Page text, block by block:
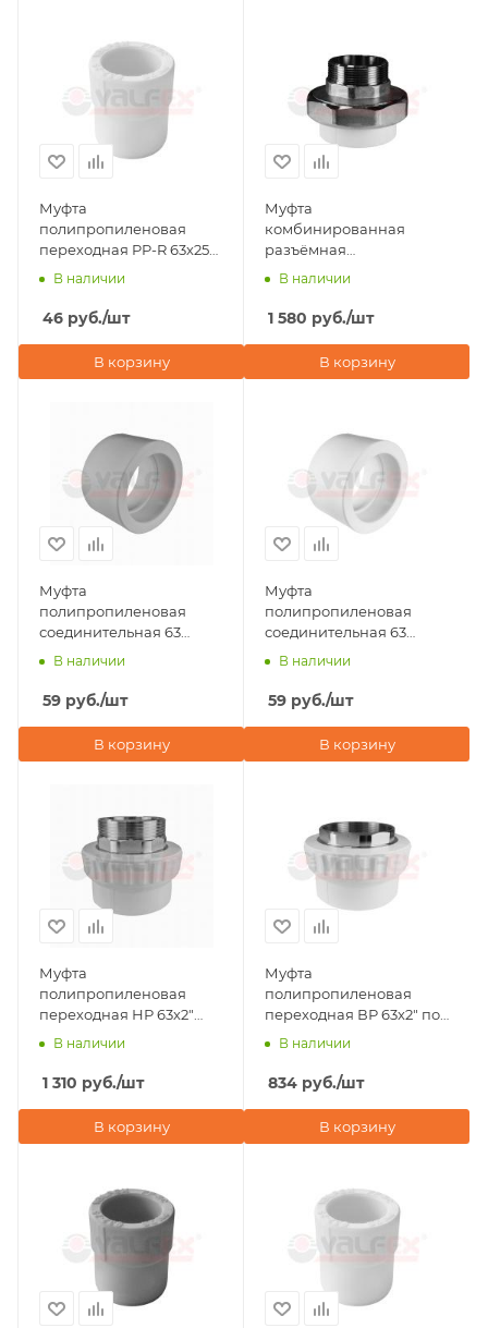
Муфта
полипропиленовая
переходная PP-R 63х25
ВР-НР Valfex, белая
В наличии
46 руб./шт
В корзину
Муфта
комбинированная
разъёмная
(американка) НР 63x2"
В наличии
1 580 руб./шт
В корзину
Муфта
полипропиленовая
соединительная 63
Valfex, серая
В наличии
59 руб./шт
В корзину
Муфта
полипропиленовая
соединительная 63
Valfex, белая
В наличии
59 руб./шт
В корзину
Муфта
полипропиленовая
переходная НР 63х2"
под ключ Valfex, серая
В наличии
1 310 руб./шт
В корзину
Муфта
полипропиленовая
переходная ВР 63х2" под
ключ Valfex, белая
В наличии
834 руб./шт
В корзину